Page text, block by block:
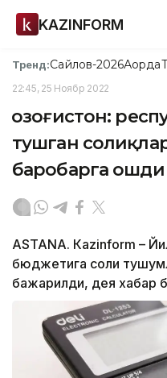
KAZINFORM
Тренд:Сайлов-2026Ақорда
22:45, 25 Ноябр 2022
Қозоғистон:
тушган
баробарга ошди
ASTANA. Кazinform –
бюджетига солиқ
бажарилди, дея хабар